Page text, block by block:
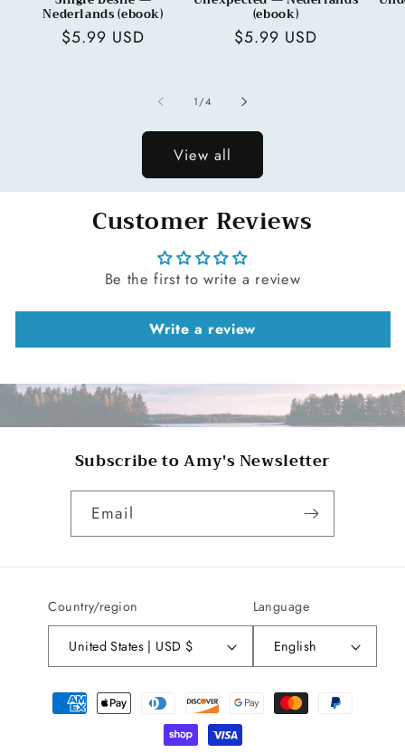
Nederlands (ebook)
Regular
$5.99 USD
(ebook)
Regular
$5.99 USD
1/of
4
View all
Customer Reviews
Be the first to write a review
Write a review
Subscribe to Amy's Newsletter
Email
Country/region
United States | USD $
Language
English
Payment
methods